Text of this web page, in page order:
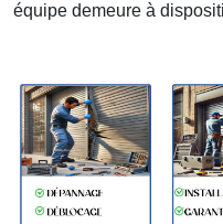
équipe demeure à